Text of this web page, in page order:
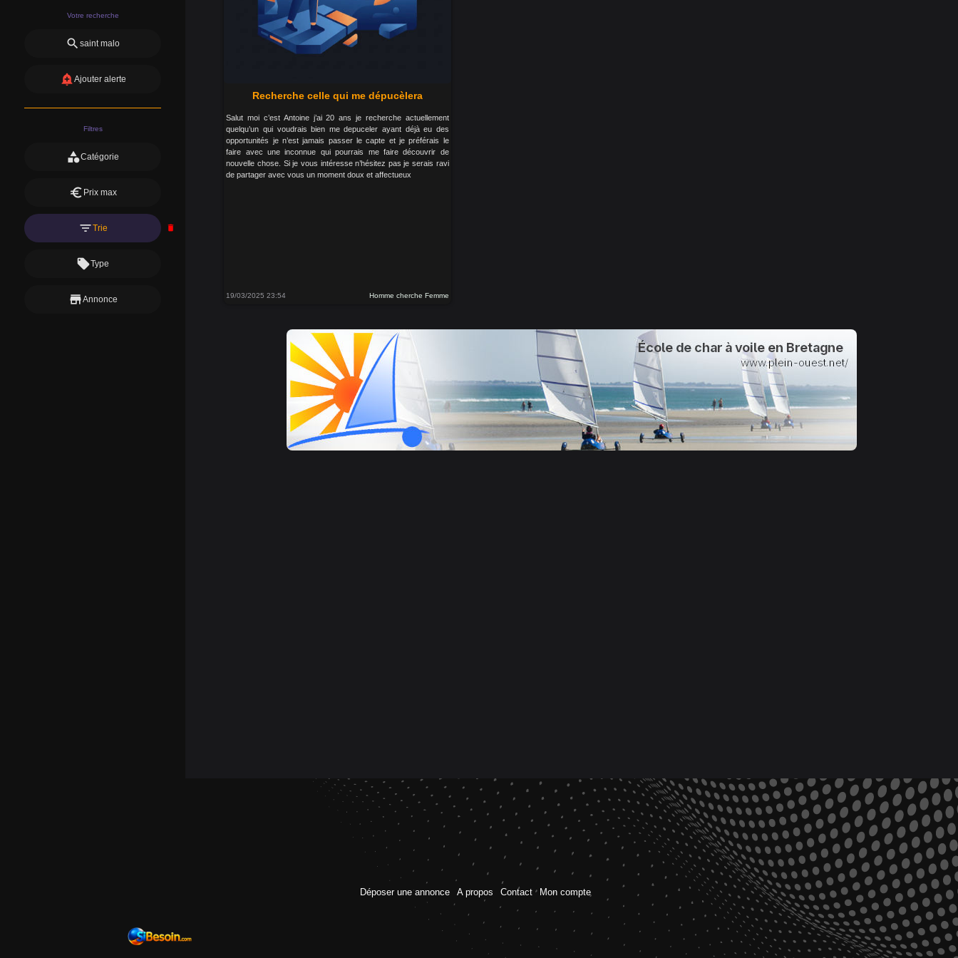
Votre recherche
search saint malo
add_alertAjouter alerte
Filtres
categoryCatégorie
euro Prix max
filter_listTrie delete
local_offerType
storeAnnonce
Recherche celle qui me dépucèlera
Salut moi c’est Antoine j’ai 20 ans je recherche actuellement
quelqu’un qui voudrais bien me depuceler ayant déjà eu des
opportunités je n’est jamais passer le capte et je préférais le
faire avec une inconnue qui pourrais me faire découvrir de
nouvelle chose. Si je vous intéresse n’hésitez pas je serais ravi
de partager avec vous un moment doux et affectueux
19/03/2025 23:54 Homme cherche Femme
Déposer une annonce A propos Contact Mon compte